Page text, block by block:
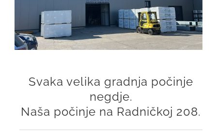
GRADNJA I OPREMANJE
KARIJERE 1
KONTAKT
Svaka velika gradnja počinje
negdje.
Naša počinje na Radničkoj 208.